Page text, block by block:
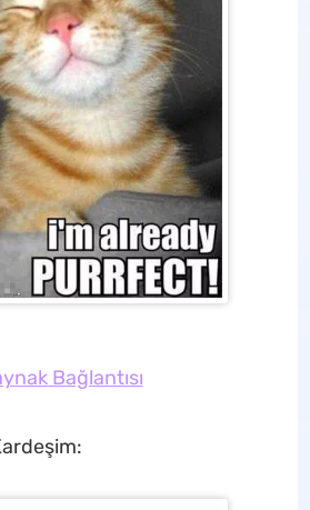
Bağlantısı